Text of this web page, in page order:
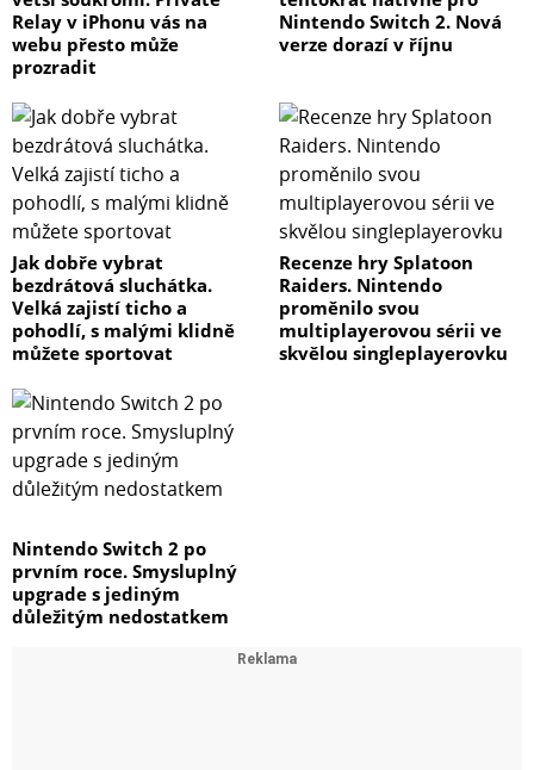
Relay v iPhonu vás na
webu přesto může
prozradit
Nintendo Switch 2. Nová
verze dorazí v říjnu
Jak dobře vybrat
bezdrátová sluchátka.
Velká zajistí ticho a
pohodlí, s malými klidně
můžete sportovat
Recenze hry Splatoon
Raiders. Nintendo
proměnilo svou
multiplayerovou sérii ve
skvělou singleplayerovku
Nintendo Switch 2 po
prvním roce. Smysluplný
upgrade s jediným
důležitým nedostatkem